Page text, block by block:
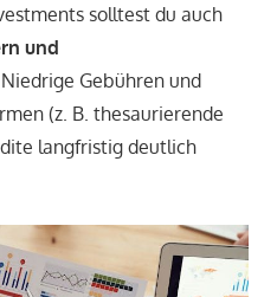
solltest du auch
und
Gebühren und
(z. B. thesaurierende
langfristig deutlich